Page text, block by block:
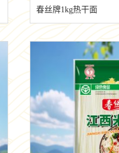
春丝牌1kg热干面